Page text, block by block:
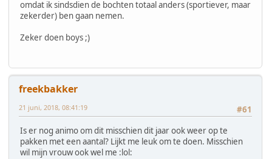
omdat ik sindsdien de bochten totaal anders (sportiever, maar
zekerder) ben gaan nemen.
Zeker doen boys ;)
freekbakker
#61
21 juni, 2018, 08:41:19
Is er nog animo om dit misschien dit jaar ook weer op te
pakken met een aantal? Lijkt me leuk om te doen. Misschien
wil mijn vrouw ook wel me :lol: